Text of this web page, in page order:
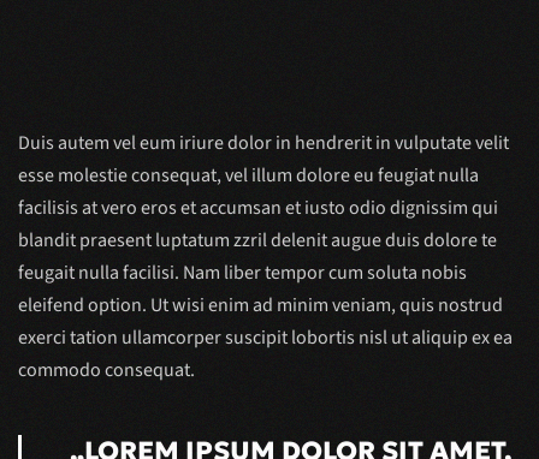
Duis autem vel eum iriure dolor in hendrerit in vulputate velit
esse molestie consequat, vel illum dolore eu feugiat nulla
facilisis at vero eros et accumsan et iusto odio dignissim qui
blandit praesent luptatum zzril delenit augue duis dolore te
feugait nulla facilisi. Nam liber tempor cum soluta nobis
eleifend option. Ut wisi enim ad minim veniam, quis nostrud
exerci tation ullamcorper suscipit lobortis nisl ut aliquip ex ea
commodo consequat.
„LOREM IPSUM DOLOR SIT AMET,